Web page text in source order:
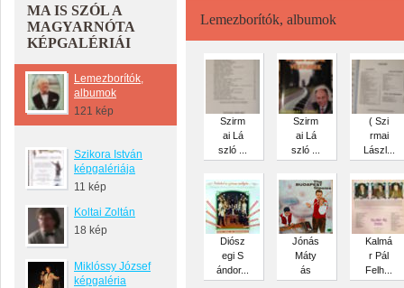
MA IS SZÓL A
MAGYARNÓTA
KÉPGALÉRIÁI
Lemezborítók,
albumok
121 kép
Szikora István
képgalériája
11 kép
Koltai Zoltán
18 kép
Miklóssy József
képgaléria
Lemezborítók, albumok
Szirm
ai Lá
szló ...
Szirm
ai Lá
szló ...
( Szi
rmai
Lászl...
Diósz
egi S
ándor...
Jónás
Máty
ás
Kalmá
r Pál
Felh...